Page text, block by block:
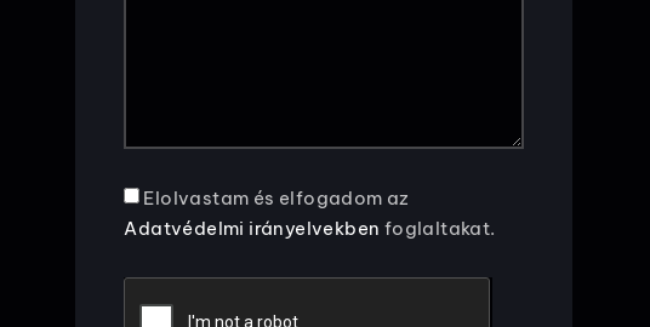
Elolvastam és elfogadom az
Adatvédelmi irányelvekben foglaltakat.